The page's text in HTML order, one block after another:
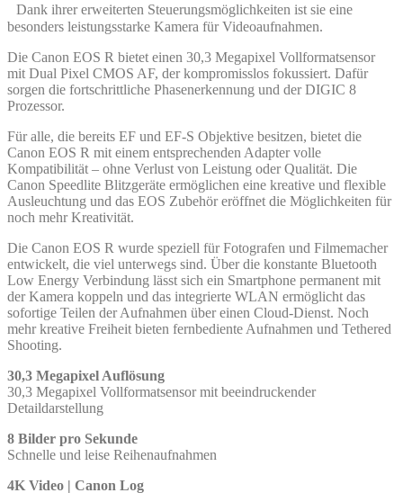
Dank ihrer erweiterten Steuerungsmöglichkeiten ist sie eine
besonders leistungsstarke Kamera für Videoaufnahmen.
Die Canon EOS R bietet einen 30,3 Megapixel Vollformatsensor
mit Dual Pixel CMOS AF, der kompromisslos fokussiert. Dafür
sorgen die fortschrittliche Phasenerkennung und der DIGIC 8
Prozessor.
Für alle, die bereits EF und EF-S Objektive besitzen, bietet die
Canon EOS R mit einem entsprechenden Adapter volle
Kompatibilität – ohne Verlust von Leistung oder Qualität. Die
Canon Speedlite Blitzgeräte ermöglichen eine kreative und flexible
Ausleuchtung und das EOS Zubehör eröffnet die Möglichkeiten für
noch mehr Kreativität.
Die Canon EOS R wurde speziell für Fotografen und Filmemacher
entwickelt, die viel unterwegs sind. Über die konstante Bluetooth
Low Energy Verbindung lässt sich ein Smartphone permanent mit
der Kamera koppeln und das integrierte WLAN ermöglicht das
sofortige Teilen der Aufnahmen über einen Cloud-Dienst. Noch
mehr kreative Freiheit bieten fernbediente Aufnahmen und Tethered
Shooting.
30,3 Megapixel Auflösung
30,3 Megapixel Vollformatsensor mit beeindruckender
Detaildarstellung
8 Bilder pro Sekunde
Schnelle und leise Reihenaufnahmen
4K Video | Canon Log